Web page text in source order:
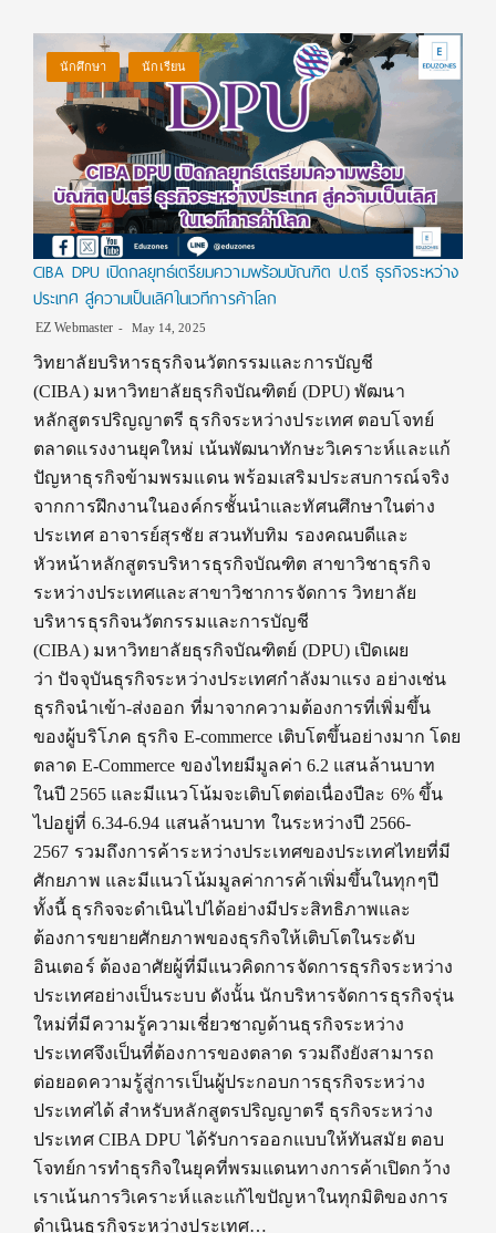
นักศึกษา นักเรียน
CIBA DPU เปิดกลยุทธ์เตรียมความพร้อมบัณฑิต ป.ตรี ธุรกิจระหว่าง
ประเทศ สู่ความเป็นเลิศในเวทีการค้าโลก
EZ Webmaster May 14, 2025
วิทยาลัยบริหารธุรกิจนวัตกรรมและการบัญชี
(CIBA) มหาวิทยาลัยธุรกิจบัณฑิตย์ (DPU) พัฒนา
หลักสูตรปริญญาตรี ธุรกิจระหว่างประเทศ ตอบโจทย์
ตลาดแรงงานยุคใหม่ เน้นพัฒนาทักษะวิเคราะห์และแก้
ปัญหาธุรกิจข้ามพรมแดน พร้อมเสริมประสบการณ์จริง
จากการฝึกงานในองค์กรชั้นนำและทัศนศึกษาในต่าง
ประเทศ อาจารย์สุรชัย สวนทับทิม รองคณบดีและ
หัวหน้าหลักสูตรบริหารธุรกิจบัณฑิต สาขาวิชาธุรกิจ
ระหว่างประเทศและสาขาวิชาการจัดการ วิทยาลัย
บริหารธุรกิจนวัตกรรมและการบัญชี
(CIBA) มหาวิทยาลัยธุรกิจบัณฑิตย์ (DPU) เปิดเผย
ว่า ปัจจุบันธุรกิจระหว่างประเทศกําลังมาแรง อย่างเช่น
ธุรกิจนําเข้า-ส่งออก ที่มาจากความต้องการที่เพิ่มขึ้น
ของผู้บริโภค ธุรกิจ E-commerce เติบโตขึ้นอย่างมาก โดย
ตลาด E-Commerce ของไทยมีมูลค่า 6.2 แสนล้านบาท
ในปี 2565 และมีแนวโน้มจะเติบโตต่อเนื่องปีละ 6% ขึ้น
ไปอยู่ที่ 6.34-6.94 แสนล้านบาท ในระหว่างปี 2566-
2567 รวมถึงการค้าระหว่างประเทศของประเทศไทยที่มี
ศักยภาพ และมีแนวโน้มมูลค่าการค้าเพิ่มขึ้นในทุกๆปี
ทั้งนี้ ธุรกิจจะดำเนินไปได้อย่างมีประสิทธิภาพและ
ต้องการขยายศักยภาพของธุรกิจให้เติบโตในระดับ
อินเตอร์ ต้องอาศัยผู้ที่มีแนวคิดการจัดการธุรกิจระหว่าง
ประเทศอย่างเป็นระบบ ดังนั้น นักบริหารจัดการธุรกิจรุ่น
ใหม่ที่มีความรู้ความเชี่ยวชาญด้านธุรกิจระหว่าง
ประเทศจึงเป็นที่ต้องการของตลาด รวมถึงยังสามารถ
ต่อยอดความรู้สู่การเป็นผู้ประกอบการธุรกิจระหว่าง
ประเทศได้ สำหรับหลักสูตรปริญญาตรี ธุรกิจระหว่าง
ประเทศ CIBA DPU ได้รับการออกแบบให้ทันสมัย ตอบ
โจทย์การทำธุรกิจในยุคที่พรมแดนทางการค้าเปิดกว้าง
เราเน้นการวิเคราะห์และแก้ไขปัญหาในทุกมิติของการ
ดำเนินธุรกิจระหว่างประเทศ…